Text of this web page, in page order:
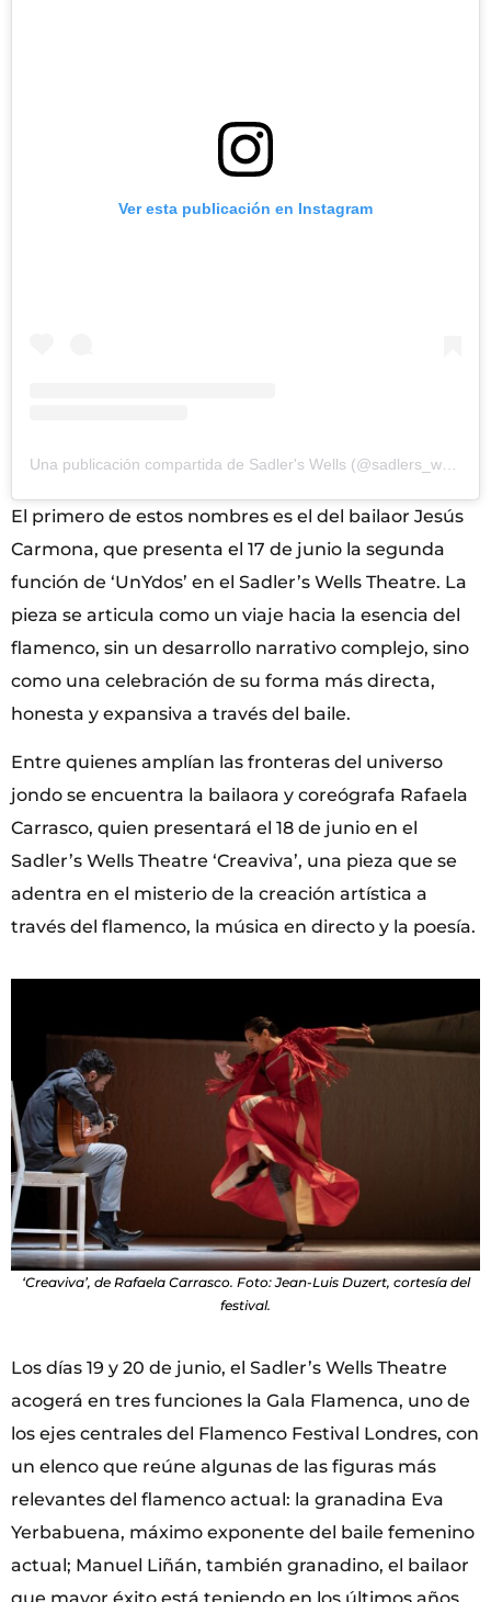
Ver esta publicación en Instagram
El primero de estos nombres es el del bailaor Jesús
Carmona, que presenta el 17 de junio la segunda
función de ‘UnYdos’ en el Sadler’s Wells Theatre. La
pieza se articula como un viaje hacia la esencia del
flamenco, sin un desarrollo narrativo complejo, sino
como una celebración de su forma más directa,
honesta y expansiva a través del baile.
Entre quienes amplían las fronteras del universo
jondo se encuentra la bailaora y coreógrafa Rafaela
Carrasco, quien presentará el 18 de junio en el
Sadler’s Wells Theatre ‘Creaviva’, una pieza que se
adentra en el misterio de la creación artística a
través del flamenco, la música en directo y la poesía.
‘Creaviva’, de Rafaela Carrasco. Foto: Jean-Luis Duzert, cortesía del
festival.
Los días 19 y 20 de junio, el Sadler’s Wells Theatre
acogerá en tres funciones la Gala Flamenca, uno de
los ejes centrales del Flamenco Festival Londres, con
un elenco que reúne algunas de las figuras más
relevantes del flamenco actual: la granadina Eva
Yerbabuena, máximo exponente del baile femenino
actual; Manuel Liñán, también granadino, el bailaor